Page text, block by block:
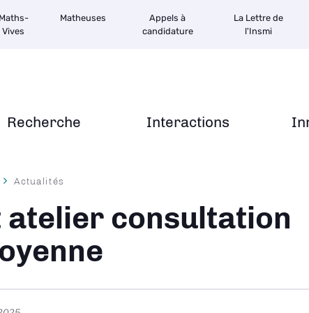
Recherche Interactions
Maths-
Vives
Matheuses
Appels à
candidature
La Lettre de
l'Insmi
Actualités
atelier consultation